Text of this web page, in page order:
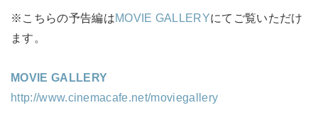
※こちらの予告編はMOVIE GALLERYにてご覧いただけ
ます。
MOVIE GALLERY
http://www.cinemacafe.net/moviegallery